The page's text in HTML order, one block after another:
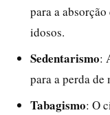
para a
idosos.
Sedentarismo:
para a perda de
Tabagismo: O